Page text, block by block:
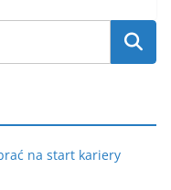
na start kariery